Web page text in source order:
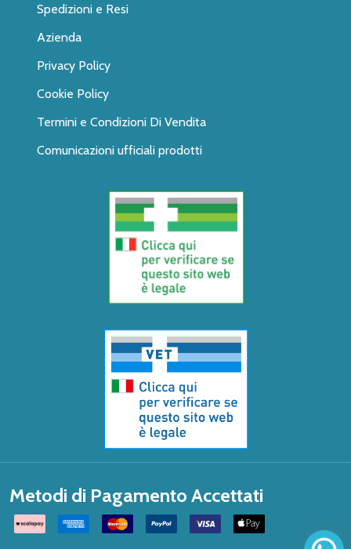
Spedizioni e Resi
Azienda
Privacy Policy
Cookie Policy
Termini e Condizioni Di Vendita
Comunicazioni ufficiali prodotti
Metodi di Pagamento Accettati